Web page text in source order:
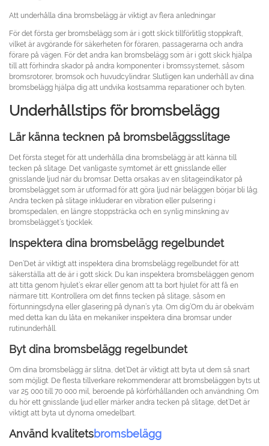
Att underhålla dina bromsbelägg är viktigt av flera anledningar
För det första ger bromsbelägg som är i gott skick tillförlitlig stoppkraft,
vilket är avgörande för säkerheten för föraren, passagerarna och andra
förare på vägen. För det andra kan bromsbelägg som är i gott skick hjälpa
till att förhindra skador på andra komponenter i bromssystemet, såsom
bromsrotorer, bromsok och huvudcylindrar. Slutligen kan underhåll av dina
bromsbelägg hjälpa dig att undvika kostsamma reparationer och byten.
Underhållstips för bromsbelägg
Lär känna tecknen på bromsbeläggsslitage
Det första steget för att underhålla dina bromsbelägg är att känna till
tecken på slitage. Det vanligaste symtomet är ett gnisslande eller
gnisslande ljud när du bromsar. Detta orsakas av en slitageindikator på
bromsbelägget som är utformad för att göra ljud när beläggen börjar bli låg.
Andra tecken på slitage inkluderar en vibration eller pulsering i
bromspedalen, en längre stoppsträcka och en synlig minskning av
bromsbelägget’s tjocklek.
Inspektera dina bromsbelägg regelbundet
Den’Det är viktigt att inspektera dina bromsbelägg regelbundet för att
säkerställa att de är i gott skick. Du kan inspektera bromsbeläggen genom
att titta genom hjulet’s ekrar eller genom att ta bort hjulet för att få en
närmare titt. Kontrollera om det finns tecken på slitage, såsom en
förtunningsdyna eller glasering på dynan’s yta. Om dig’Om du är obekväm
med detta kan du låta en mekaniker inspektera dina bromsar under
rutinunderhåll.
Byt dina bromsbelägg regelbundet
Om dina bromsbelägg är slitna, det’Det är viktigt att byta ut dem så snart
som möjligt. De flesta tillverkare rekommenderar att bromsbeläggen byts ut
var 25 000 till 70 000 mil, beroende på körförhållanden och användning. Om
du hör ett gnisslande ljud eller märker andra tecken på slitage, det’Det är
viktigt att byta ut dynorna omedelbart.
Använd kvalitetsbromsbelägg